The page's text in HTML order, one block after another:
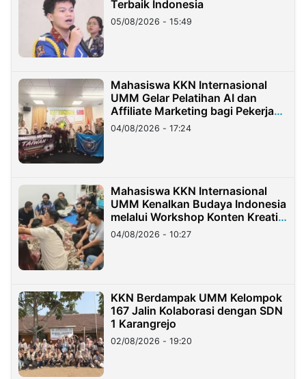
Terbaik Indonesia
05/08/2026 - 15:49
Mahasiswa KKN Internasional
UMM Gelar Pelatihan AI dan
Affiliate Marketing bagi Pekerja
Migran Indonesia di Taiwan
04/08/2026 - 17:24
Mahasiswa KKN Internasional
UMM Kenalkan Budaya Indonesia
melalui Workshop Konten Kreatif
di Taiwan
04/08/2026 - 10:27
KKN Berdampak UMM Kelompok
167 Jalin Kolaborasi dengan SDN
1 Karangrejo
02/08/2026 - 19:20